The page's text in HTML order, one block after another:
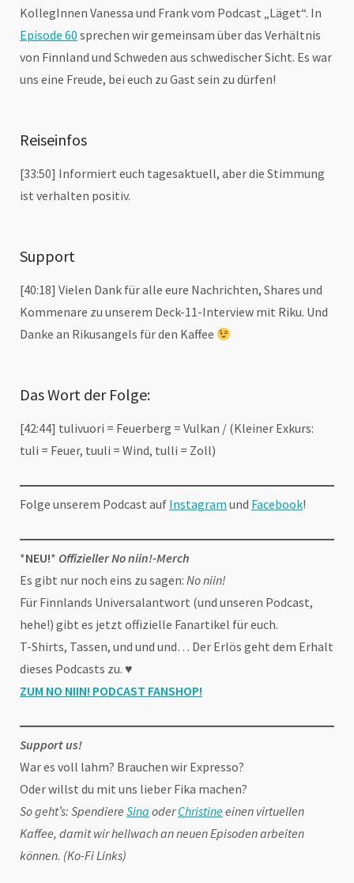
KollegInnen Vanessa und Frank vom Podcast „Läget“. In
Episode 60 sprechen wir gemeinsam über das Verhältnis
von Finnland und Schweden aus schwedischer Sicht. Es war
uns eine Freude, bei euch zu Gast sein zu dürfen!
Reiseinfos
[33:50] Informiert euch tagesaktuell, aber die Stimmung
ist verhalten positiv.
Support
[40:18] Vielen Dank für alle eure Nachrichten, Shares und
Kommenare zu unserem Deck-11-Interview mit Riku. Und
Danke an Rikusangels für den Kaffee
Das Wort der Folge:
[42:44] tulivuori = Feuerberg = Vulkan / (Kleiner Exkurs:
tuli = Feuer, tuuli = Wind, tulli = Zoll)
Folge unserem Podcast auf Instagram und Facebook!
*NEU!* Offizieller No niin!-Merch
Es gibt nur noch eins zu sagen: No niin!
Für Finnlands Universalantwort (und unseren Podcast,
hehe!) gibt es jetzt offizielle Fanartikel für euch.
T-Shirts, Tassen, und und und… Der Erlös geht dem Erhalt
dieses Podcasts zu. ♥
ZUM NO NIIN! PODCAST FANSHOP!
Support us!
War es voll lahm? Brauchen wir Expresso?
Oder willst du mit uns lieber Fika machen?
So geht’s: Spendiere Sina oderChristineeinen virtuellen
Kaffee, damit wir hellwach an neuen Episoden arbeiten
können. (Ko-Fi Links)